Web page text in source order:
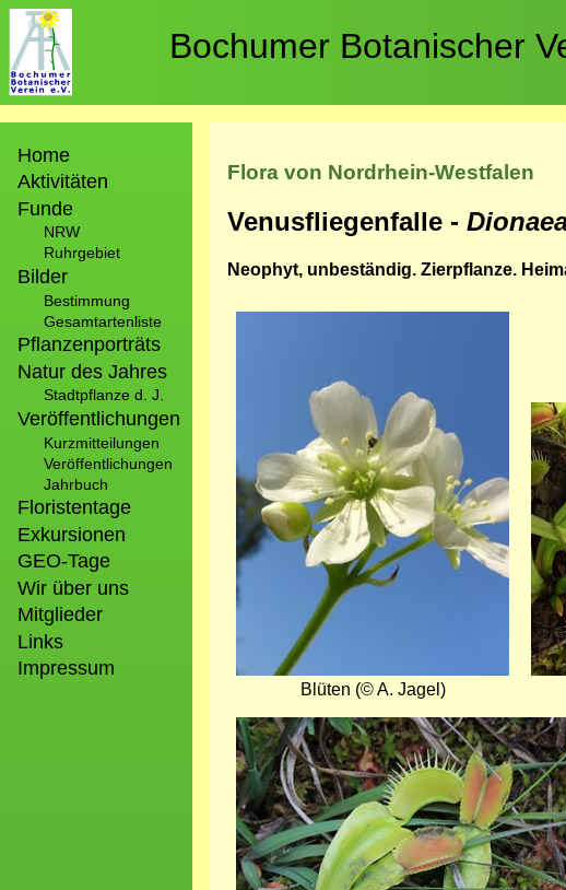
Direkt
zum
Inhalt
Bochumer Botanischer
Home
Aktivitäten
Funde
NRW
Ruhrgebiet
Bilder
Bestimmung
Gesamtartenliste
Pflanzenporträts
Natur des Jahres
Stadtpflanze d. J.
Veröffentlichungen
Kurzmitteilungen
Veröffentlichungen
Jahrbuch
Floristentage
Exkursionen
GEO-Tage
Wir über uns
Mitglieder
Links
Impressum
Flora von Nordrhein-Westfalen
Venusfliegenfalle -
Neophyt, unbeständig. Zierpflanze.
Blüten (© A. Jagel)
Bild
Bild